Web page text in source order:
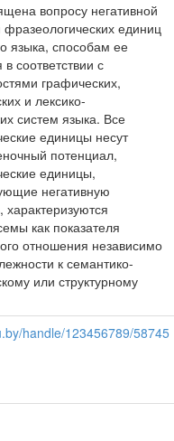
вопросу негативной
фразеологических единиц
языка, способам ее
соответствии с
графических,
и лексико-
систем языка. Все
единицы несут
потенциал,
единицы,
негативную
характеризуются
как показателя
отношения независимо
к семантико-
или структурному
handle/123456789/58745